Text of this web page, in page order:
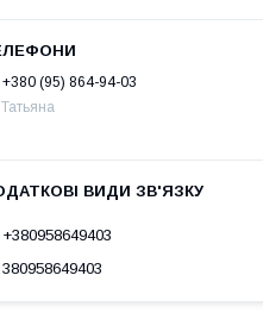
+380 (95) 864-94-03
Татьяна
+380958649403
380958649403